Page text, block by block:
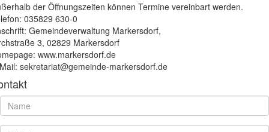
der Öffnungszeiten können Termine vereinbart werden.
035829 630-0
Gemeindeverwaltung Markersdorf,
3, 02829 Markersdorf
www.markersdorf.de
sekretariat@gemeinde-markersdorf.de